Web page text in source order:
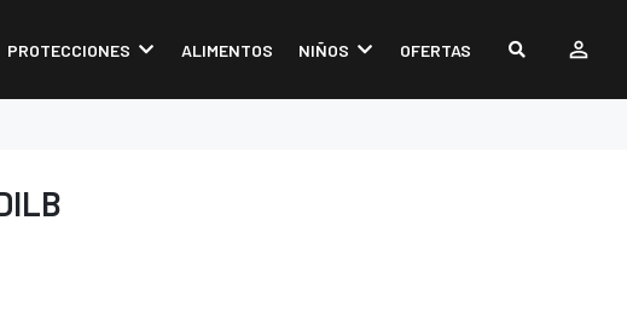
PROTECCIONES ALIMENTOS NIÑOS OFERTAS